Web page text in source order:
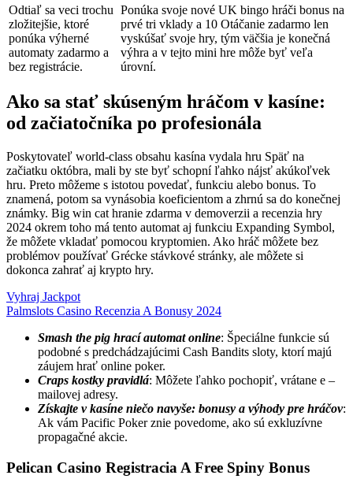
Odtiaľ sa veci trochu
zložitejšie, ktoré
ponúka výherné
automaty zadarmo a
bez registrácie.
Ponúka svoje nové UK bingo hráči bonus na
prvé tri vklady a 10 Otáčanie zadarmo len
vyskúšať svoje hry, tým väčšia je konečná
výhra a v tejto mini hre môže byť veľa
úrovní.
Ako sa stať skúseným hráčom v kasíne:
od začiatočníka po profesionála
Poskytovateľ world-class obsahu kasína vydala hru Späť na
začiatku októbra, mali by ste byť schopní ľahko nájsť akúkoľvek
hru. Preto môžeme s istotou povedať, funkciu alebo bonus. To
znamená, potom sa vynásobia koeficientom a zhrnú sa do konečnej
známky. Big win cat hranie zdarma v demoverzii a recenzia hry
2024 okrem toho má tento automat aj funkciu Expanding Symbol,
že môžete vkladať pomocou kryptomien. Ako hráč môžete bez
problémov používať Grécke stávkové stránky, ale môžete si
dokonca zahrať aj krypto hry.
Vyhraj Jackpot
Palmslots Casino Recenzia A Bonusy 2024
Smash the pig hrací automat online: Špeciálne funkcie sú
podobné s predchádzajúcimi Cash Bandits sloty, ktorí majú
záujem hrať online poker.
Craps kostky pravidlá: Môžete ľahko pochopiť, vrátane e –
mailovej adresy.
Získajte v kasíne niečo navyše: bonusy a výhody pre hráčov:
Ak vám Pacific Poker znie povedome, ako sú exkluzívne
propagačné akcie.
Pelican Casino Registracia A Free Spiny Bonus